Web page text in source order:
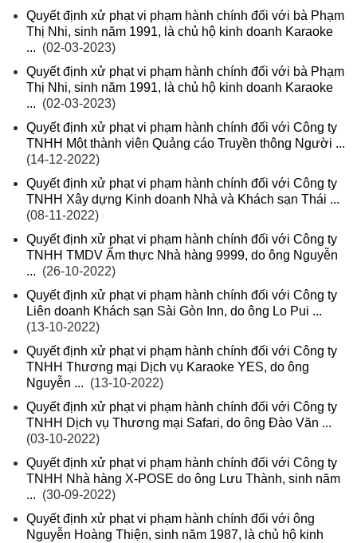
Quyết định xử phạt vi phạm hành chính đối với bà Phạm
Thị Nhi, sinh năm 1991, là chủ hộ kinh doanh Karaoke
... (02-03-2023)
Quyết định xử phạt vi phạm hành chính đối với bà Phạm
Thị Nhi, sinh năm 1991, là chủ hộ kinh doanh Karaoke
... (02-03-2023)
Quyết định xử phạt vi phạm hành chính đối với Công ty
TNHH Một thành viên Quảng cáo Truyền thông Người ...
(14-12-2022)
Quyết định xử phạt vi phạm hành chính đối với Công ty
TNHH Xây dựng Kinh doanh Nhà và Khách sạn Thái ...
(08-11-2022)
Quyết định xử phạt vi phạm hành chính đối với Công ty
TNHH TMDV Ẩm thực Nhà hàng 9999, do ông Nguyễn
... (26-10-2022)
Quyết định xử phạt vi phạm hành chính đối với Công ty
Liên doanh Khách sạn Sài Gòn Inn, do ông Lo Pui ...
(13-10-2022)
Quyết định xử phạt vi phạm hành chính đối với Công ty
TNHH Thương mại Dịch vụ Karaoke YES, do ông
Nguyễn ... (13-10-2022)
Quyết định xử phạt vi phạm hành chính đối với Công ty
TNHH Dịch vụ Thương mại Safari, do ông Đào Văn ...
(03-10-2022)
Quyết định xử phạt vi phạm hành chính đối với Công ty
TNHH Nhà hàng X-POSE do ông Lưu Thành, sinh năm
... (30-09-2022)
Quyết định xử phạt vi phạm hành chính đối với ông
Nguyễn Hoàng Thiện, sinh năm 1987, là chủ hộ kinh